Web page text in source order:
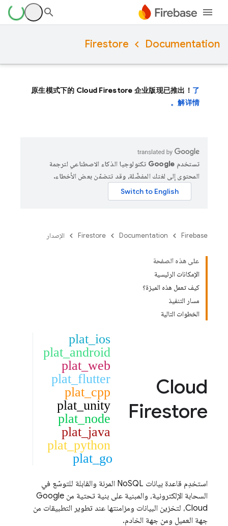
Documentation
Firestore
原生模式下的 Cloud Firestore 企业版现已推出！ 了
解详情。
تستخدم Google تكنولوجيا الذكاء الاصطناعي لترجمة
المحتوى إلى لغتك المفضّلة، وقد تتضمّن بعض الأخطاء.
Firebase
Documentation
Firestore الإصدار
على هذه الصفحة
الإمكانات الرئيسية
كيف تعمل هذه الميزة؟
مسار التنفيذ
الخطوات التالية
Cloud
Firestore
plat_ios
plat_android
plat_web
plat_flutter
plat_cpp
plat_unity
plat_node
plat_java
plat_python
plat_go
استخدِم قاعدة بيانات NoSQL المرنة والقابلة للتوسّع في
السحابة الإلكترونية، والمبنية على بنية تحتية من Google
Cloud، لتخزين البيانات ومزامنتها عند تطوير التطبيقات من
جهة العميل ومن جهة الخادم.